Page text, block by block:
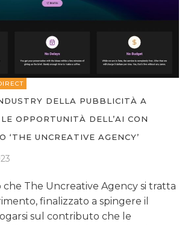
DELLA PUBBLICITÀ A
OPPORTUNITÀ DELL’AI CON
‘THE UNCREATIVE AGENCY’
che The Uncreative Agency si tratta
finalizzato a spingere il
sul contributo che le